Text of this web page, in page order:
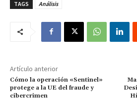
TAGS Análisis
Artículo anterior
Cómo la operación «Sentinel»
protege a la UE del fraude y
cibercrimen